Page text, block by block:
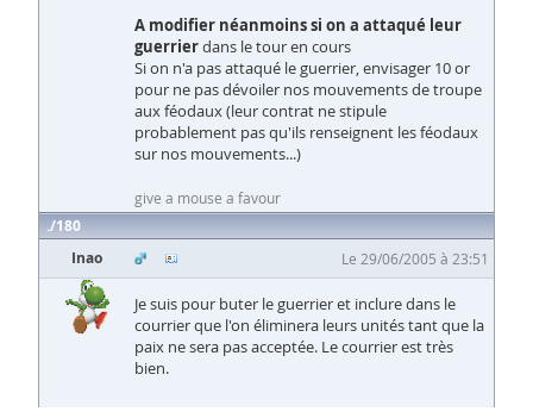
A modifier néanmoins si on a attaqué leur
guerrierdans le tour en cours
Si on n'a pas attaqué le guerrier, envisager 10 or
pour ne pas dévoiler nos mouvements de troupe
aux féodaux (leur contrat ne stipule
probablement pas qu'ils renseignent les féodaux
sur nos mouvements...)
give a mouse a favour
180
Inao
Le 29/06/2005 à 23:51
Je suis pour buter le guerrier et inclure dans le
courrier que l'on éliminera leurs unités tant que la
paix ne sera pas acceptée. Le courrier est très
bien.